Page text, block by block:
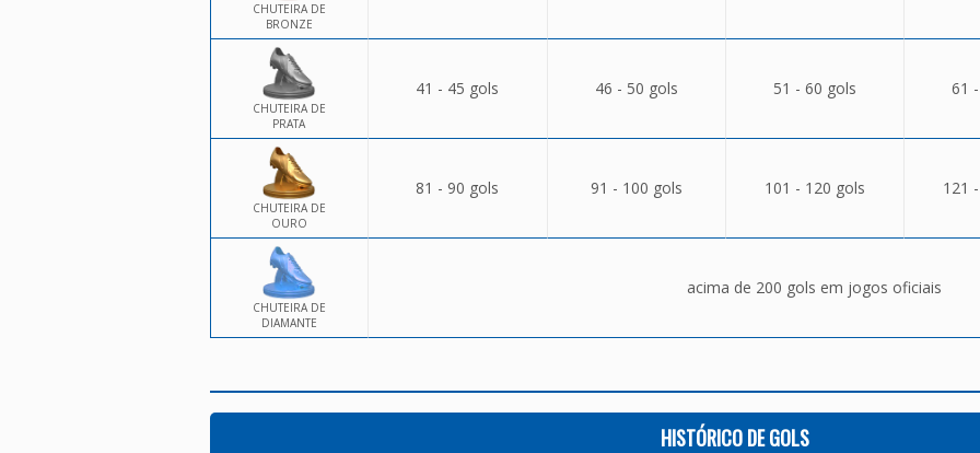
CHUTEIRA DE
BRONZE
CHUTEIRA DE
PRATA
41 - 45 gols 46 - 50 gols 51 - 60 gols 61
CHUTEIRA DE
OURO
81 - 90 gols 91 - 100 gols 101 - 120 gols 121
CHUTEIRA DE
DIAMANTE
acima de 200 gols em jogos oficiais
HISTÓRICO DE GOLS